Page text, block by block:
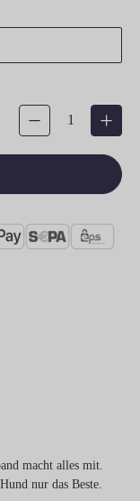
Produkt Anzahl: Gib den
macht alles mit.
nur das Beste.